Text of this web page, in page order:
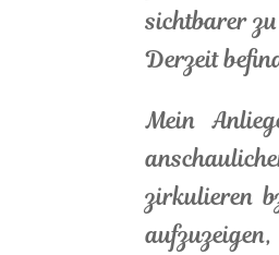
sichtbarer
Derzeit
Mein
zirkulieren